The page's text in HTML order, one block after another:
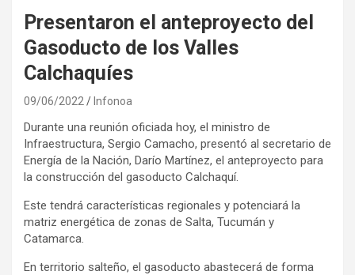
Presentaron el anteproyecto del
Gasoducto de los Valles
Calchaquíes
09/06/2022 Infonoa
Durante una reunión oficiada hoy, el ministro de
Infraestructura, Sergio Camacho, presentó al secretario de
Energía de la Nación, Darío Martínez, el anteproyecto para
la construcción del gasoducto Calchaquí.
Este tendrá características regionales y potenciará la
matriz energética de zonas de Salta, Tucumán y
Catamarca.
En territorio salteño, el gasoducto abastecerá de forma